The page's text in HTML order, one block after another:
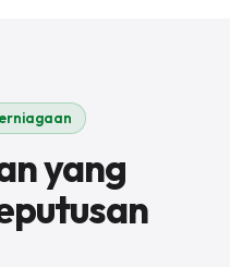
yang